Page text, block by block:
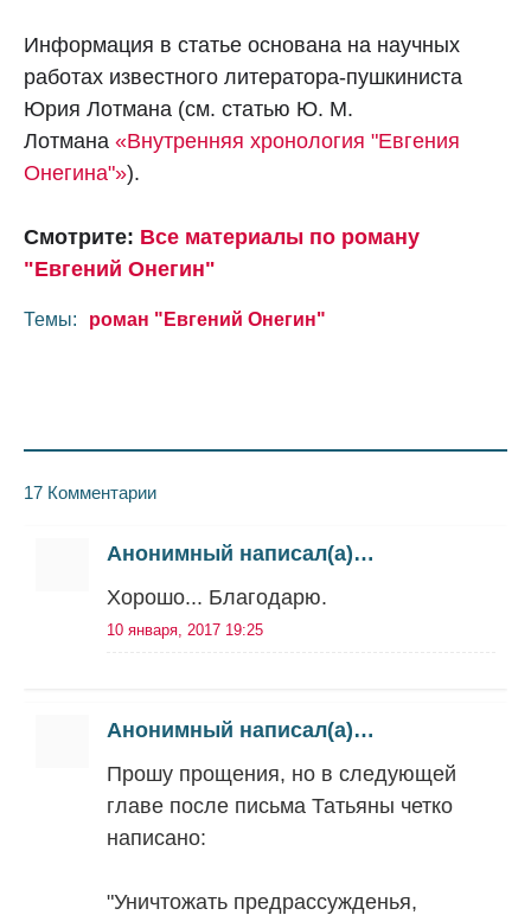
Информация в статье основана на научных
работах известного литератора-пушкиниста
Юрия Лотмана (см. статью Ю. М.
Лотмана «Внутренняя хронология "Евгения
Онегина"»).
Смотрите: Все материалы по роману
"Евгений Онегин"
Темы: роман "Евгений Онегин"
17 Комментарии
Анонимный написал(а)…
Хорошо... Благодарю.
10 января, 2017 19:25
Анонимный написал(а)…
Прошу прощения, но в следующей
главе после письма Татьяны четко
написано:
"Уничтожать предрассужденья,